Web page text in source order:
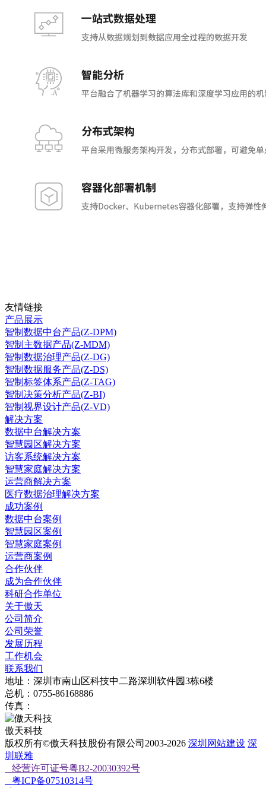
友情链接
产品展示
智制数据中台产品(Z-DPM)
智制主数据产品(Z-MDM)
智制数据治理产品(Z-DG)
智制数据服务产品(Z-DS)
智制标签体系产品(Z-TAG)
智制决策分析产品(Z-BI)
智制视界设计产品(Z-VD)
解决方案
数据中台解决方案
智慧园区解决方案
访客系统解决方案
智慧家庭解决方案
运营商解决方案
医疗数据治理解决方案
成功案例
数据中台案例
智慧园区案例
智慧家庭案例
运营商案例
合作伙伴
成为合作伙伴
科研合作单位
关于傲天
公司简介
公司荣誉
发展历程
工作机会
联系我们
地址：深圳市南山区科技中二路深圳软件园3栋6楼
总机：0755-86168886
传真：
傲天科技
版权所有©傲天科技股份有限公司2003-2026 深圳网站建设 深
圳联雅
经营许可证号粤B2-20030392号
粤ICP备07510314号